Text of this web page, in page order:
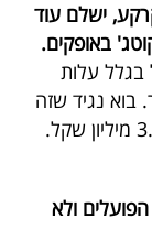
180 מ"ר על הקרקע, ישלם עוד
אבל בגלל עלות
שקל למ"ר. בוא נגיד שזה
יהיה משהו באמצע - זה כבר חוצה את ה-3.5 מיליון שקל.
ולא